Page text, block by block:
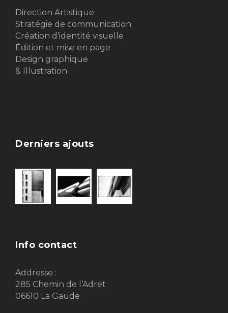
Direction Artistique
Stratégie de communication
Création d’identité visuelle
Édition et mise en page
Design graphique
& Illustration
Derniers ajouts
Info contact
Addresse :
285 Chemin de l’Adret
06610 La Gaude